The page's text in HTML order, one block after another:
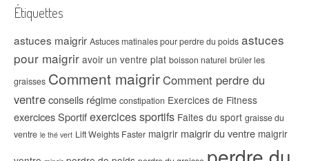
Étiquettes
astuces maigrir Astuces matinales pour perdre du poids astuces
pour maigrir avoir un ventre plat boisson naturel brûler les
graisses Comment maigrirComment perdre du
ventreconseils régime constipation Exercices de Fitness
exercices Sportifexercices sportifs Faites du sport graisse du
ventre le thé vert Lift Weights Faster maigrir maigrir du ventre maigrir